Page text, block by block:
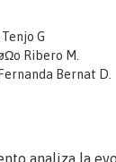
G
Ribero M.
Bernat D.
analiza la